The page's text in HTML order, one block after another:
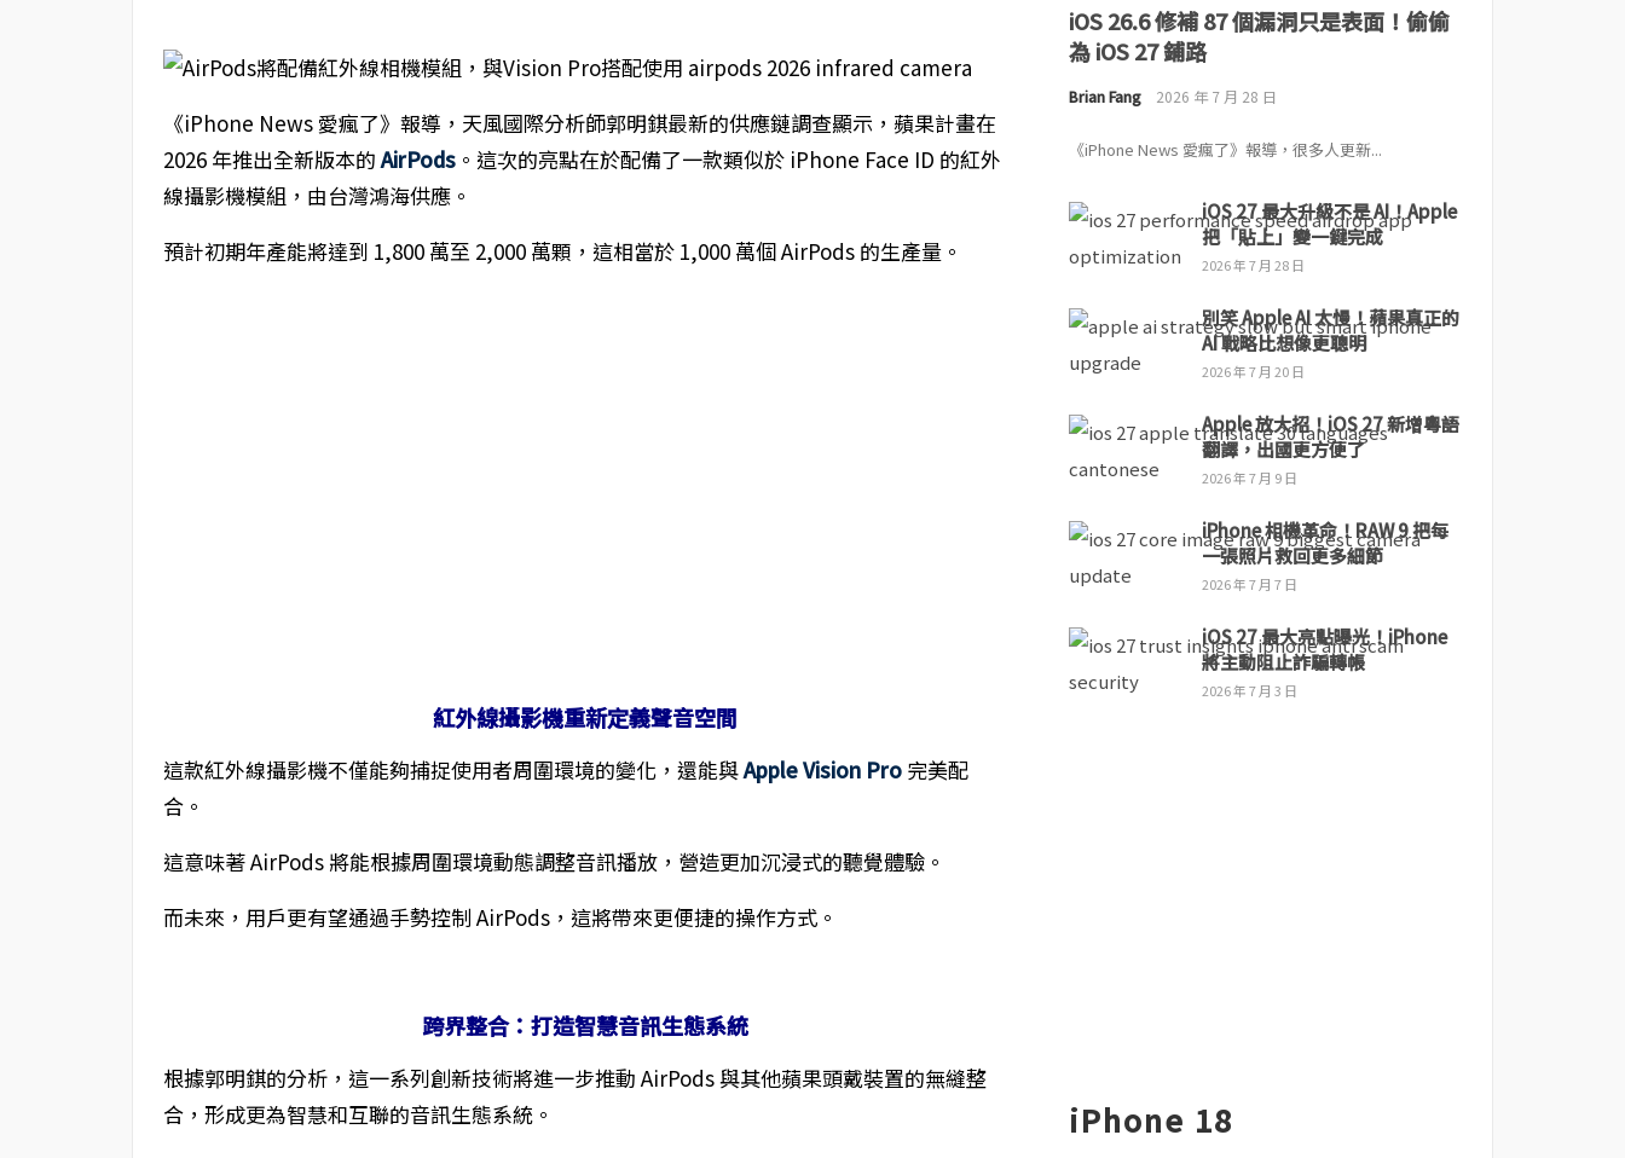
《iPhone News 愛瘋了》報導，天風國際分析師郭明錤最新的供應鏈調查顯示，蘋果計畫在
2026 年推出全新版本的AirPods。這次的亮點在於配備了一款類似於 iPhone Face ID 的紅外
線攝影機模組，由台灣鴻海供應。
預計初期年產能將達到 1,800 萬至 2,000 萬顆，這相當於 1,000 萬個 AirPods 的生產量。
紅外線攝影機重新定義聲音空間
這款紅外線攝影機不僅能夠捕捉使用者周圍環境的變化，還能與Apple Vision Pro完美配
合。
這意味著 AirPods 將能根據周圍環境動態調整音訊播放，營造更加沉浸式的聽覺體驗。
而未來，用戶更有望通過手勢控制 AirPods，這將帶來更便捷的操作方式。
跨界整合：打造智慧音訊生態系統
根據郭明錤的分析，這一系列創新技術將進一步推動 AirPods 與其他蘋果頭戴裝置的無縫整
合，形成更為智慧和互聯的音訊生態系統。
iOS 26.6 修補 87 個漏洞只是表面！偷偷
為 iOS 27 鋪路
Brian Fang 2026 年 7 月 28 日
《iPhone News 愛瘋了》報導，很多人更新...
iOS 27 最大升級不是 AI！Apple
把「貼上」變一鍵完成
2026 年 7 月 28 日
別笑 Apple AI 太慢！蘋果真正的
AI 戰略比想像更聰明
2026 年 7 月 20 日
Apple 放大招！iOS 27 新增粵語
翻譯，出國更方便了
2026 年 7 月 9 日
iPhone 相機革命！RAW 9 把每
一張照片救回更多細節
2026 年 7 月 7 日
iOS 27 最大亮點曝光！iPhone
將主動阻止詐騙轉帳
2026 年 7 月 3 日
iPhone 18